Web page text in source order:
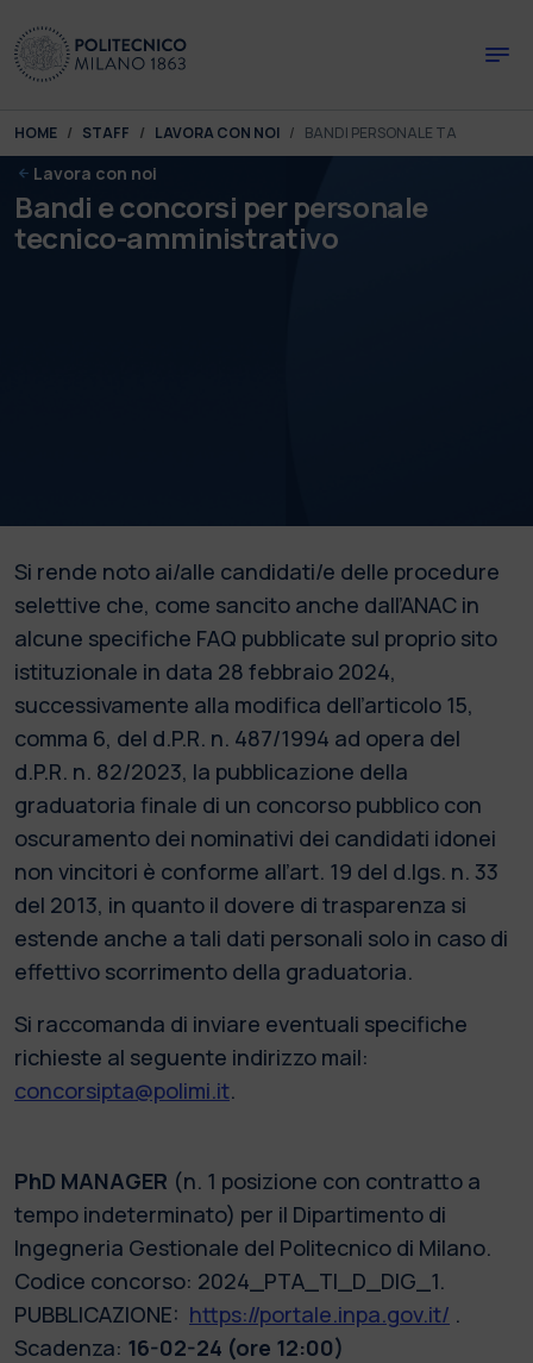
You are here:
HOME STAFF LAVORA CON NOI BANDI PERSONALE TA
Lavora con noi
Bandi e concorsi per personale
tecnico-amministrativo
Si rende noto ai/alle candidati/e delle procedure
selettive che, come sancito anche dall’ANAC in
alcune specifiche FAQ pubblicate sul proprio sito
istituzionale in data 28 febbraio 2024,
successivamente alla modifica dell’articolo 15,
comma 6, del d.P.R. n. 487/1994 ad opera del
d.P.R. n. 82/2023, la pubblicazione della
graduatoria finale di un concorso pubblico con
oscuramento dei nominativi dei candidati idonei
non vincitori è conforme all’art. 19 del d.lgs. n. 33
del 2013, in quanto il dovere di trasparenza si
estende anche a tali dati personali solo in caso di
effettivo scorrimento della graduatoria.
Si raccomanda di inviare eventuali specifiche
richieste al seguente indirizzo mail:
concorsipta@polimi.it.
PhD MANAGER (n. 1 posizione con contratto a
tempo indeterminato) per il Dipartimento di
Ingegneria Gestionale del Politecnico di Milano.
Codice concorso: 2024_PTA_TI_D_DIG_1.
PUBBLICAZIONE: https://portale.inpa.gov.it/ .
Scadenza: 16-02-24 (ore 12:00)